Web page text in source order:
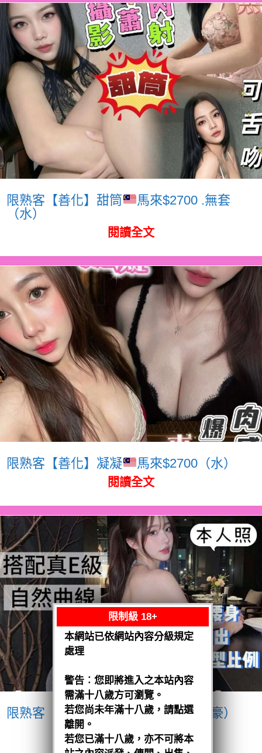
限熟客【善化】甜筒
馬來$2700 .無套
（水）
閱讀全文
限熟客【善化】凝凝 馬來$2700（水）
閱讀全文
限熟客【南區】愛紗 越南$3200（豪）
閱讀全文
限制級 18+
本網站已依網站內容分級規定
處理
警告︰您即將進入之本站內容
需滿十八歲方可瀏覽。
若您尚未年滿十八歲，請點選
離開。
若您已滿十八歲，亦不可將本